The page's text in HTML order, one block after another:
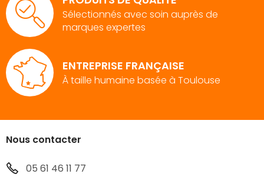
Sélectionnés avec soin auprès de
marques expertes
ENTREPRISE FRANÇAISE
À taille humaine basée à Toulouse
Nous contacter
05 61 46 11 77